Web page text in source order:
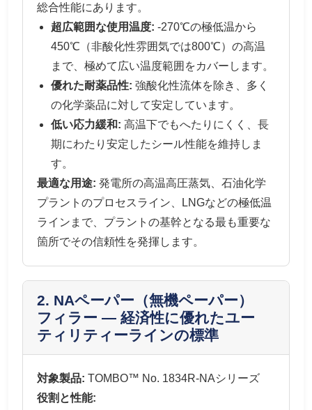
総合性能にあります。
超広範囲な使用温度: -270℃の極低温から
450℃（非酸化性雰囲気では800℃）の高温
まで、極めて広い温度範囲をカバーします。
優れた耐薬品性: 強酸化性流体を除き、多く
の化学薬品に対して安定しています。
低い応力緩和: 高温下でもへたりにくく、長
期にわたり安定したシール性能を維持しま
す。
最適な用途: 発電所の高温高圧蒸気、石油化学
プラントのプロセスライン、LNGなどの極低温
ラインまで、プラントの基幹となる最も重要な
箇所でその信頼性を発揮します。
2. NAペーパー（無機ペーパー）
フィラー — 経済性に優れたユー
ティリティーラインの標準
対象製品: TOMBO™ No. 1834R-NAシリーズ
役割と性能: